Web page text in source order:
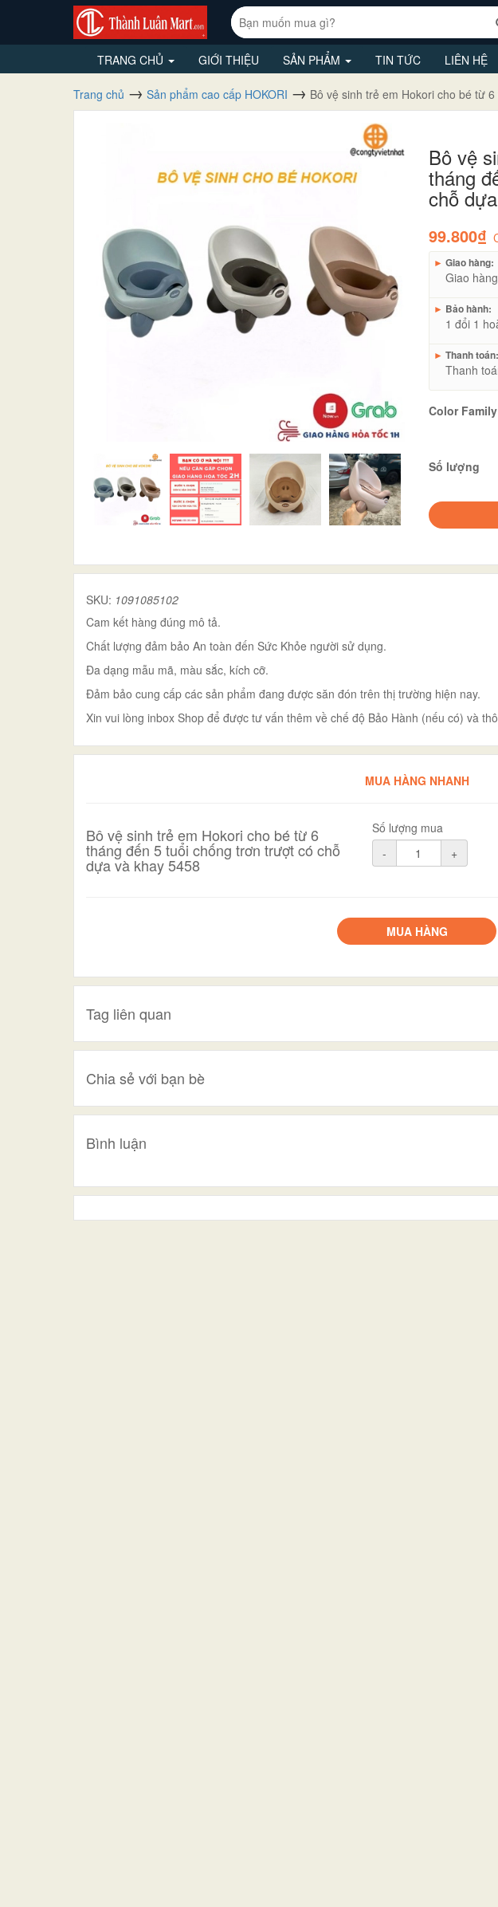
TRANG CHỦ GIỚI THIỆU SẢN PHẨM TIN TỨC LIÊN HỆ
Trang chủ Sản phẩm cao cấp HOKORI Bô vệ sinh trẻ em Hokori cho bé từ
Bô vệ
tháng
chỗ
99.800₫
► Giao hàng:
Giao
► Bảo hành:
1 đổi 1
► Thanh toán:
Thanh
Color Family
Số lượng
SKU: 1091085102
Cam kết hàng đúng mô tả.
Chất lượng đảm bảo An toàn đến Sức Khỏe người sử dụng.
Đa dạng mẫu mã, màu sắc, kích cỡ.
Đảm bảo cung cấp các sản phẩm đang được săn đón trên thị trường hiện nay.
Xin vui lòng inbox Shop để được tư vấn thêm về chế độ Bảo Hành (nếu có) và
MUA HÀNG NHANH
Bô vệ sinh trẻ em Hokori cho bé từ 6
tháng đến 5 tuổi chống trơn trượt có chỗ
dựa và khay 5458
Số lượng mua
-
+
MUA HÀNG
Tag liên quan
Chia sẻ với bạn bè
Bình luận